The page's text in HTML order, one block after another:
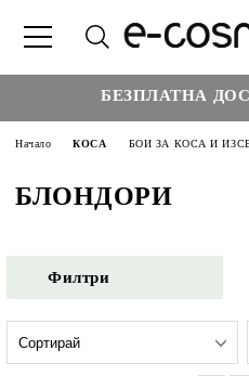
БЕЗПЛАТНА
Начало КОСА БОИ ЗА КОСА И
БЛОНДОРИ
Филтри